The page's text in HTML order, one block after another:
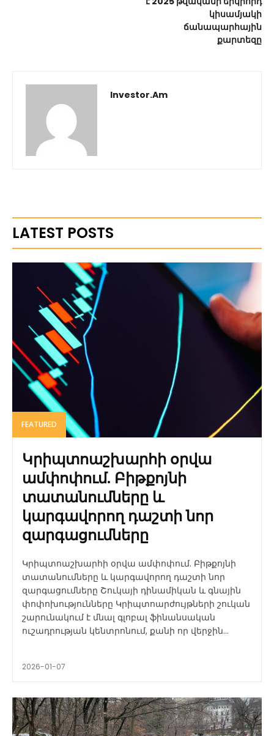
կիսամյակի
ճանապարհային
քարտեզը
Investor.am
LATEST POSTS
FEATURED
Կրիպտոաշխարհի օրվա
ամփոփում. Բիթքոյնի
տատանումները և
կարգավորող դաշտի նոր
զարգացումները
Կրիպտոաշխարհի օրվա ամփոփում. Բիթքոյնի
տատանումները և կարգավորող դաշտի նոր
զարգացումները Շուկայի դինամիկան և գնային
փոփոխությունները Կրիպտոարժույթների շուկան
շարունակում է մնալ գլոբալ ֆինանսական
ուշադրության կենտրոնում, քանի որ վերջին...
2026-01-07